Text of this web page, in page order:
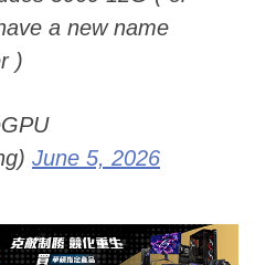
a new name
)
June 5, 2026